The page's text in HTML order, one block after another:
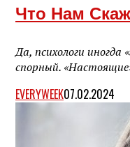
Что Нам
Да, психологи
спорный.
EVERYWEEK07.02.2024